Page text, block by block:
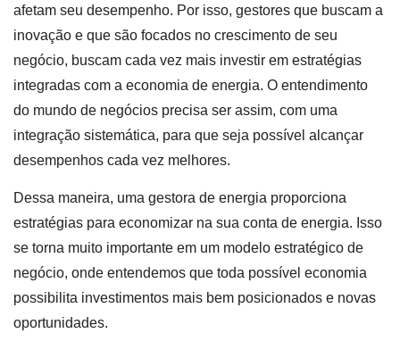
afetam seu desempenho. Por isso, gestores que buscam a
inovação e que são focados no crescimento de seu
negócio, buscam cada vez mais investir em estratégias
integradas com a economia de energia. O entendimento
do mundo de negócios precisa ser assim, com uma
integração sistemática, para que seja possível alcançar
desempenhos cada vez melhores.
Dessa maneira, uma gestora de energia proporciona
estratégias para economizar na sua conta de energia. Isso
se torna muito importante em um modelo estratégico de
negócio, onde entendemos que toda possível economia
possibilita investimentos mais bem posicionados e novas
oportunidades.